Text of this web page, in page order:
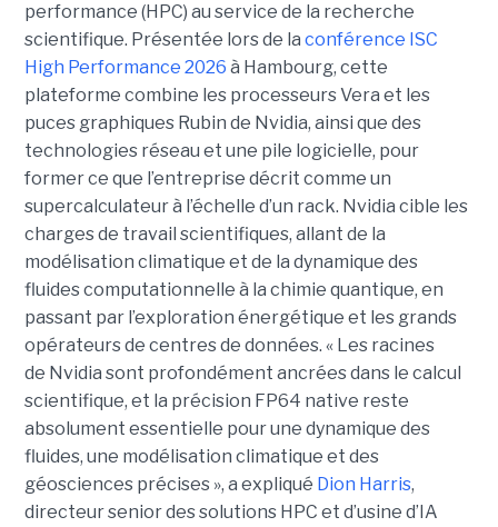
performance (HPC) au service de la recherche
scientifique. Présentée lors de la conférence ISC
High Performance 2026 à Hambourg, cette
plateforme combine les processeurs Vera et les
puces graphiques Rubin de Nvidia, ainsi que des
technologies réseau et une pile logicielle, pour
former ce que l’entreprise décrit comme un
supercalculateur à l’échelle d’un rack. Nvidia cible les
charges de travail scientifiques, allant de la
modélisation climatique et de la dynamique des
fluides computationnelle à la chimie quantique, en
passant par l’exploration énergétique et les grands
opérateurs de centres de données. « Les racines
de Nvidia sont profondément ancrées dans le calcul
scientifique, et la précision FP64 native reste
absolument essentielle pour une dynamique des
fluides, une modélisation climatique et des
géosciences précises », a expliqué Dion Harris,
directeur senior des solutions HPC et d’usine d’IA